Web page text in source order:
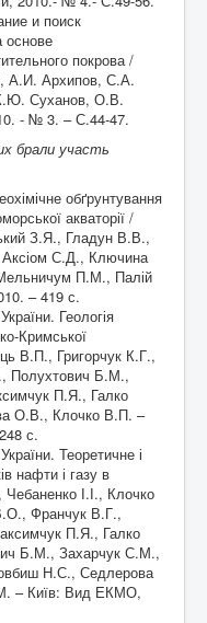
и поиск
основе
покрова /
А.И. Архипов, С.А.
Суханов, О.В.
- № 3. – С.44-47.
брали участь
обґрунтування
акваторії /
З.Я., Гладун В.В.,
С.Д., Ключина
П.М., Палій
– 419 с.
Геологія
Кримської
В.П., Григорчук К.Г.,
Полухтович Б.М.,
П.Я., Галко
О.В., Клочко В.П. –
с.
Теоретичне і
нафти і газу в
І.І., Клочко
Франчук В.Г.,
П.Я., Галко
Б.М., Захарчук С.М.,
Н.С., Седлерова
– Київ: Вид ЕКМО,